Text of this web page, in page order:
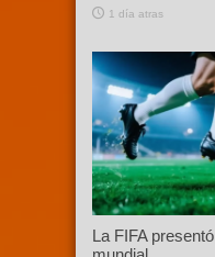
1 día atras
La FIFA